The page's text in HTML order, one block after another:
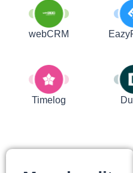
webCRM
Timelog